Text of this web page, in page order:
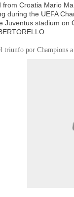
from Croatia Mario
during the UEFA
Juventus stadium on
triunfo por Champions a